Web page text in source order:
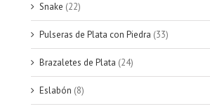
Snake (22)
Pulseras de Plata con Piedra (33)
Brazaletes de Plata (24)
Eslabón (8)